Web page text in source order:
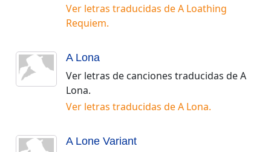
Ver letras traducidas deA Loathing
Requiem.
A Lona
Ver letras de canciones traducidas deA
Lona.
Ver letras traducidas deA Lona.
A Lone Variant